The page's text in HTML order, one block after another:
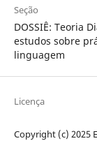
Seção
DOSSIÊ: Teoria
estudos sobre
linguagem
Licença
Copyright (c) 2025